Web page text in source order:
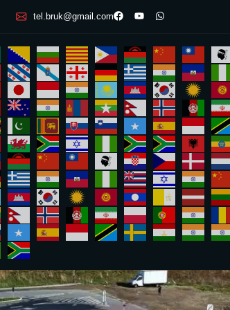
tel.bruk@gmail.com